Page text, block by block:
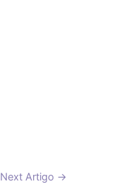
Next Artigo →